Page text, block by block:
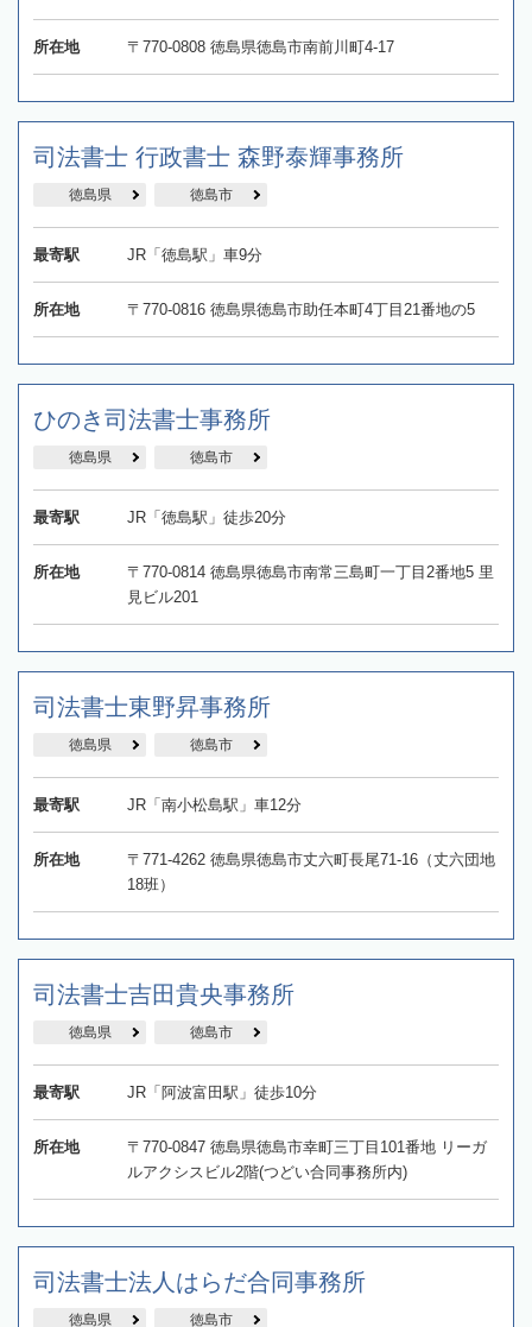
所在地 〒770-0808 徳島県徳島市南前川町4-17
司法書士 行政書士 森野泰輝事務所
徳島県 徳島市
最寄駅 JR「徳島駅」車9分
所在地 〒770-0816 徳島県徳島市助任本町4丁目21番地の5
ひのき司法書士事務所
徳島県 徳島市
最寄駅 JR「徳島駅」徒歩20分
所在地
〒770-0814 徳島県徳島市南常三島町一丁目2番地5 里
見ビル201
司法書士東野昇事務所
徳島県 徳島市
最寄駅 JR「南小松島駅」車12分
所在地
〒771-4262 徳島県徳島市丈六町長尾71-16（丈六団地
18班）
司法書士吉田貴央事務所
徳島県 徳島市
最寄駅 JR「阿波富田駅」徒歩10分
所在地
〒770-0847 徳島県徳島市幸町三丁目101番地 リーガ
ルアクシスビル2階(つどい合同事務所内)
司法書士法人はらだ合同事務所
徳島県 徳島市